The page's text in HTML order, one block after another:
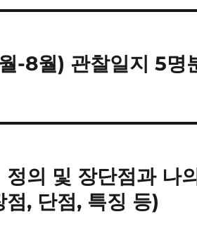
-8월) 관찰일지 5명
의 및 장단점과 나
, 단점, 특징 등)